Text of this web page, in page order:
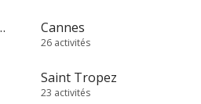
Argens Cannes
26 activités
Saint Tropez
23 activités